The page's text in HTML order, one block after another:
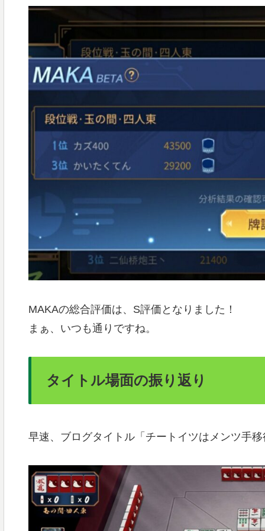
MAKAの総合評価は、S評価となりました！
まぁ、いつも通りですね。
タイトル場面の振り返り
早速、ブログタイトル「チートイツはメンツ手